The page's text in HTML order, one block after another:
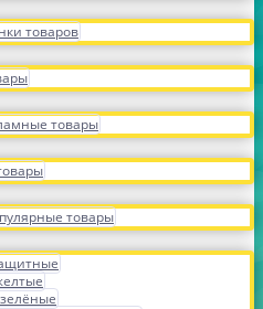
товаров
товары
товары